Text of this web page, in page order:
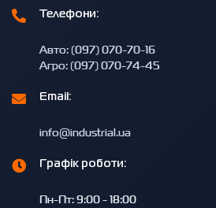
Телефони:
Авто: (097) 070-70-16
Агро: (097) 070-74-45
Email:
info@industrial.ua
Графік роботи:
Пн-Пт: 9:00 - 18:00